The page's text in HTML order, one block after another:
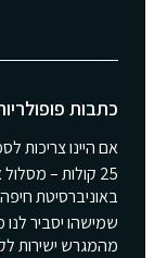
כתבות פופולריות
אם היינו צריכות
25 קולות – מסלול
באוניברסיטת חיפה
שמישהו יסביר לנו
מהמגרש ישירות